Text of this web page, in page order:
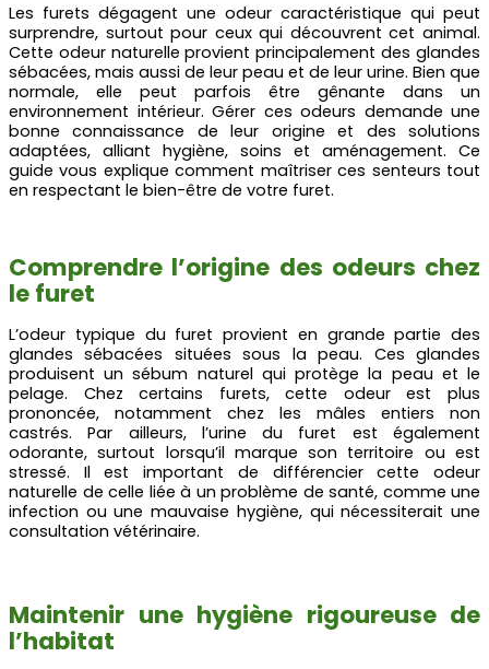
Les furets dégagent une odeur caractéristique qui peut
surprendre, surtout pour ceux qui découvrent cet animal.
Cette odeur naturelle provient principalement des glandes
sébacées, mais aussi de leur peau et de leur urine. Bien que
normale, elle peut parfois être gênante dans un
environnement intérieur. Gérer ces odeurs demande une
bonne connaissance de leur origine et des solutions
adaptées, alliant hygiène, soins et aménagement. Ce
guide vous explique comment maîtriser ces senteurs tout
en respectant le bien-être de votre furet.
Comprendre l’origine des odeurs chez
le furet
L’odeur typique du furet provient en grande partie des
glandes sébacées situées sous la peau. Ces glandes
produisent un sébum naturel qui protège la peau et le
pelage. Chez certains furets, cette odeur est plus
prononcée, notamment chez les mâles entiers non
castrés. Par ailleurs, l’urine du furet est également
odorante, surtout lorsqu’il marque son territoire ou est
stressé. Il est important de différencier cette odeur
naturelle de celle liée à un problème de santé, comme une
infection ou une mauvaise hygiène, qui nécessiterait une
consultation vétérinaire.
Maintenir une hygiène rigoureuse de
l’habitat